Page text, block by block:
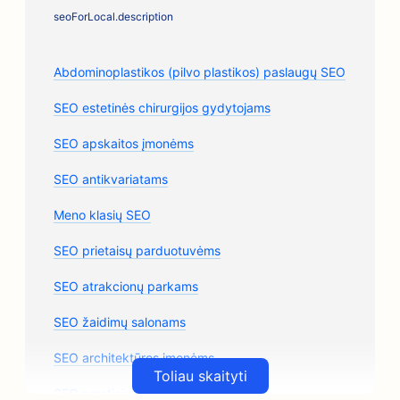
seoForLocal.description
Abdominoplastikos (pilvo plastikos) paslaugų SEO
SEO estetinės chirurgijos gydytojams
SEO apskaitos įmonėms
SEO antikvariatams
Meno klasių SEO
SEO prietaisų parduotuvėms
SEO atrakcionų parkams
SEO žaidimų salonams
SEO architektūros įmonėms
SEO amatininkų kavos skrudintojams
Toliau skaityti